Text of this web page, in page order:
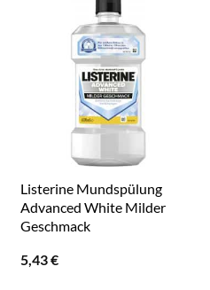
Listerine Mundspülung
Advanced White Milder
Geschmack
5,43€